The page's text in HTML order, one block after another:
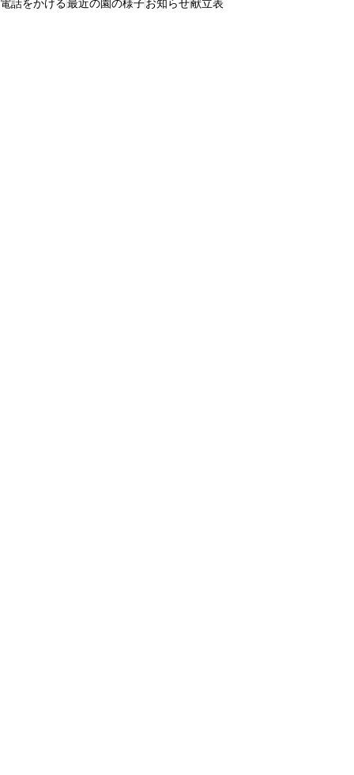
電話をかける最近の園の様子お知らせ献立表